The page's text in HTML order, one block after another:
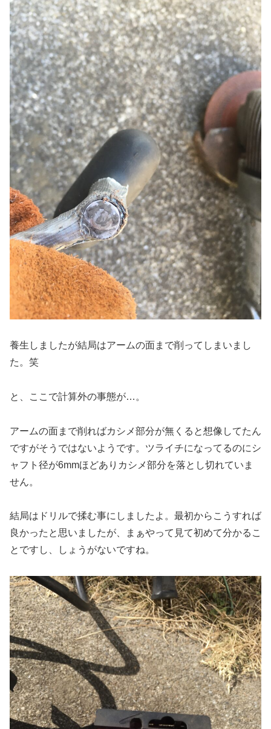
養生しましたが結局はアームの面まで削ってしまいまし
た。笑
と、ここで計算外の事態が…。
アームの面まで削ればカシメ部分が無くると想像してたん
ですがそうではないようです。ツライチになってるのにシ
ャフト径が6mmほどありカシメ部分を落とし切れていま
せん。
結局はドリルで揉む事にしましたよ。最初からこうすれば
良かったと思いましたが、まぁやって見て初めて分かるこ
とですし、しょうがないですね。